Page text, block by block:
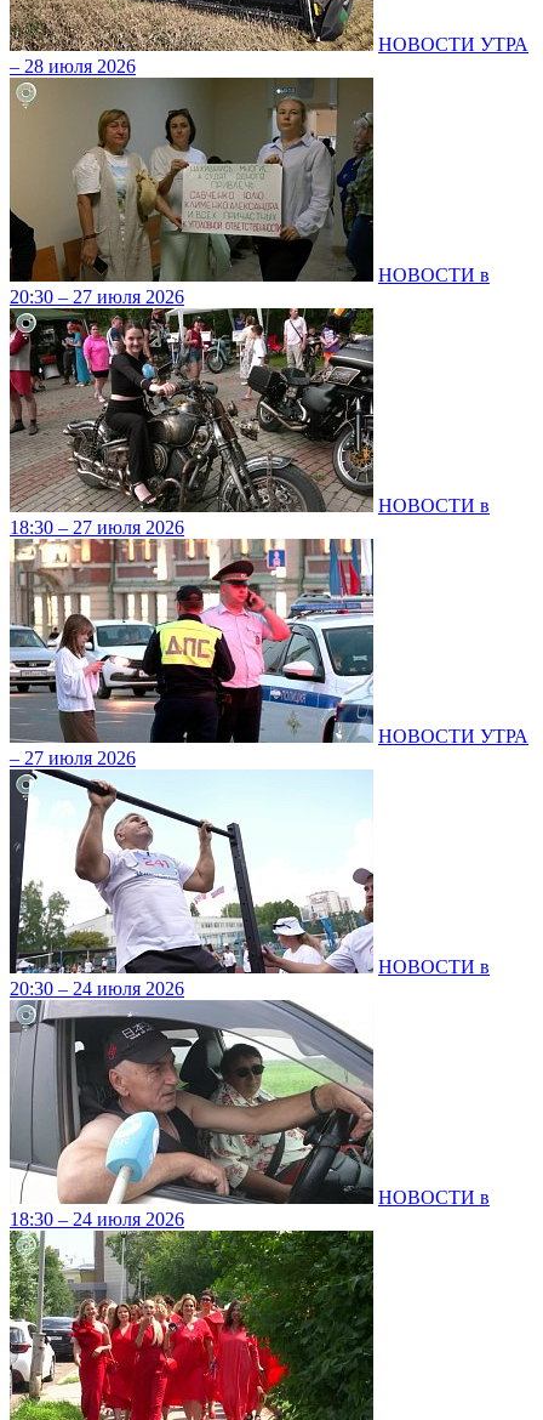
НОВОСТИ УТРА
– 28 июля 2026
НОВОСТИ в
20:30 – 27 июля 2026
НОВОСТИ в
18:30 – 27 июля 2026
НОВОСТИ УТРА
– 27 июля 2026
НОВОСТИ в
20:30 – 24 июля 2026
НОВОСТИ в
18:30 – 24 июля 2026